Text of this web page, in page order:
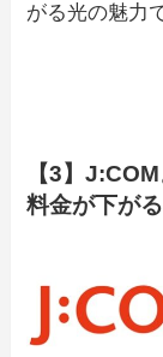
がる光の魅力
【3】
料金が下がる